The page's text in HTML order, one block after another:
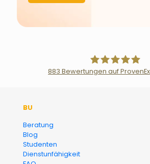
883 Bewertungen auf
BU
Beratung
Blog
Studenten
Dienstunfähigkeit